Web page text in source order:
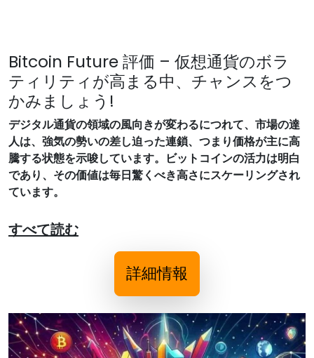
Bitcoin Future 評価 – 仮想通貨のボラ
ティリティが高まる中、チャンスをつ
かみましょう!
デジタル通貨の領域の風向きが変わるにつれて、市場の達
人は、強気の勢いの差し迫った連鎖、つまり価格が主に高
騰する状態を示唆しています。ビットコインの活力は明白
であり、その価値は毎日驚くべき高さにスケーリングされ
ています。
すべて読む
詳細情報